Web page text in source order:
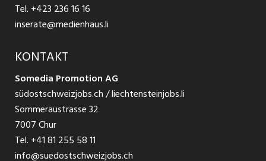
Temporär Jobs
Teilzeit Jobs
Praktikum
Impressum
Tel. +423 236 16 16
inserate@medienhaus.li
KONTAKT
Somedia Promotion AG
südostschweizjobs.ch / liechtensteinjobs.li
Sommeraustrasse 32
7007 Chur
Tel. +41 81 255 58 11
info@suedostschweizjobs.ch